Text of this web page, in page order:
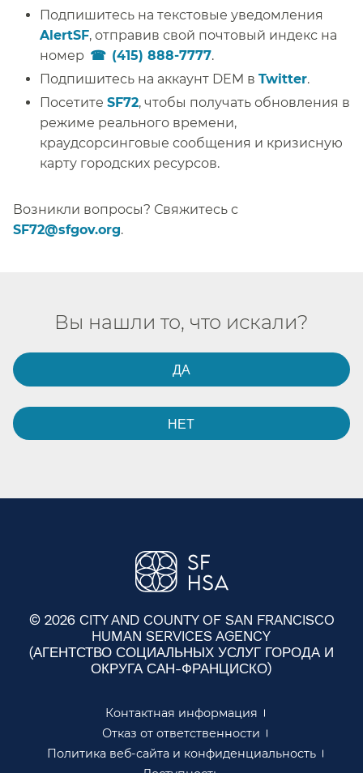
Подпишитесь на текстовые уведомления
AlertSF, отправив свой почтовый индекс на
номер
(415) 888-7777.​​
Подпишитесь на аккаунт DEM в Twitter.​​
Посетите SF72, чтобы получать обновления в
режиме реального времени,
краудсорсинговые сообщения и кризисную
карту городских ресурсов.​​
Возникли вопросы? Свяжитесь с
SF72@sfgov.org.​​
Вы нашли то, что искали?​​
ДА​​
НЕТ​​
© 2026 CITY AND COUNTY OF SAN FRANCISCO
HUMAN SERVICES AGENCY
(АГЕНТСТВО СОЦИАЛЬНЫХ УСЛУГ ГОРОДА И
ОКРУГА САН-ФРАНЦИСКО)​​
Контактная информация​​
Отказ от ответственности​​
Политика веб-сайта и конфиденциальность​​